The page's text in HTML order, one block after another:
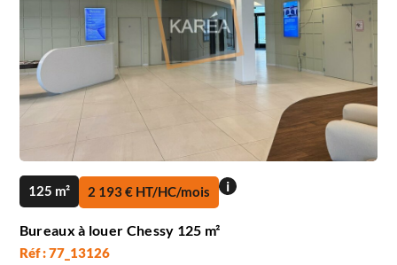
125 m² 2 193 € HT/HC/mois i
Bureaux à louer Chessy 125 m²
Réf : 77_13126